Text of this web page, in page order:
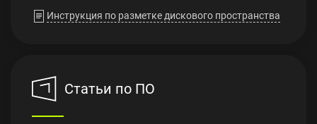
Инструкция по разметке дискового пространства
Статьи по ПО